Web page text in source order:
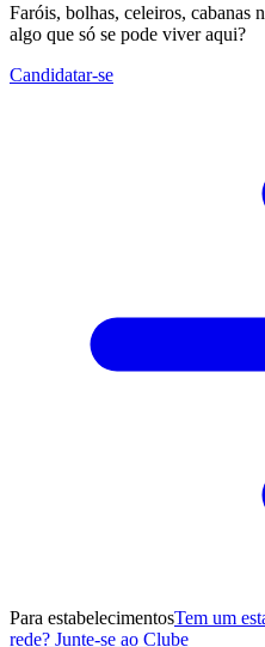
Faróis, bolhas, celeiros,
algo que só se pode viver aqui?
Candidatar-se
Para estabelecimentosTem um
rede? Junte-se ao Clube